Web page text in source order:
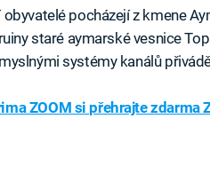
pocházejí z kmene
staré aymarské vesnice
systémy kanálů
ZOOM si přehrajte zdarma